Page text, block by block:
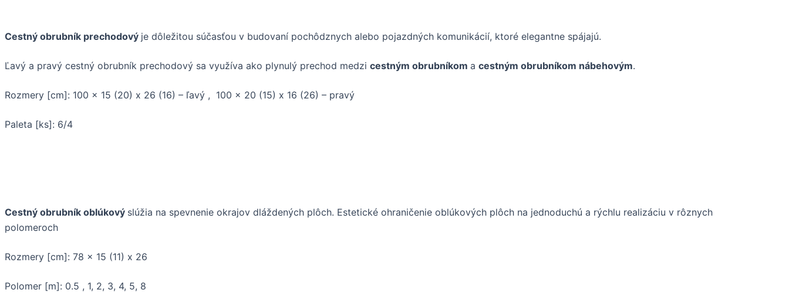
Cestný obrubník prechodový je dôležitou súčasťou v budovaní pochôdznych alebo pojazdných komunikácií, ktoré elegantne spájajú.
Ľavý a pravý cestný obrubník prechodový sa využíva ako plynulý prechod medzi cestným obrubníkom a cestným obrubníkom nábehovým.
Rozmery [cm]: 100 x 15 (20) x 26 (16) – ľavý , 100 x 20 (15) x 16 (26) – pravý
Paleta [ks]: 6/4
Cestný obrubník oblúkový slúžia na spevnenie okrajov dláždených plôch. Estetické ohraničenie oblúkových plôch na jednoduchú a rýchlu realizáciu v rôznych
polomeroch
Rozmery [cm]: 78 x 15 (11) x 26
Polomer [m]: 0.5 , 1, 2, 3, 4, 5, 8